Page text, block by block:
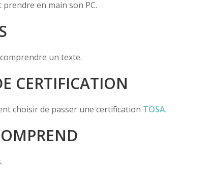
en main son PC.
un texte.
CERTIFICATION
choisir de passer une certification TOSA.